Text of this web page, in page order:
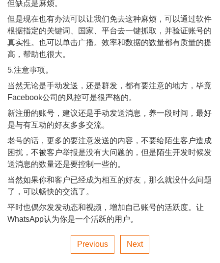
但缺点是麻烦。
但是现在也有办法可以让我们免去这种麻烦，可以通过软件
根据指定的关键词、国家、平台去一键抓取，并验证账号的
真实性。也可以单击广播。效率和数据的数量都有质量的提
高，帮助也很大。
5.注意事项。
当然无论是手动发送，还是群发，都有要注意的地方，毕竟
Facebook公司的风控可是很严格的。
新注册的账号，建议还是手动发送消息，养一段时间，最好
是与有互动的好友多多交流。
老号的话，更多的要注意发送的内容，不要给陌生客户造成
困扰，不被客户举报是没有大问题的，但是陌生开发时候发
送消息的数量还是要控制一些的。
当然如果你和客户已经成为相互的好友，那么就没什么问题
了，可以畅快的交流了。
平时也偶尔发发动态和视频，增加自己账号的活跃度。让
WhatsApp认为你是一个活跃的用户。
Previous Next